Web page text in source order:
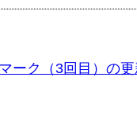
ーク（3回目）の更